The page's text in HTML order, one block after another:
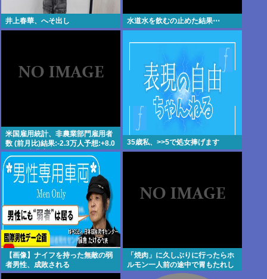
井上春華、へそ出し 水道水を飲むの止めた結果⋯
米国雇用統計、非農業部門雇用者
数 (前月比)結果:-2.3万人予想:+8.0
万人、失業率結果:+4.1%予
想:+4.2%、9月利下げか
35歳私、>>5で処女捧げます
【画像】ナイフを持った無敵の弱
者男性、成敗される
「焼肉」に久しぶりに行ったらホ
ルモン一人前の途中で胃もたれし
て食えなくなってワロタ